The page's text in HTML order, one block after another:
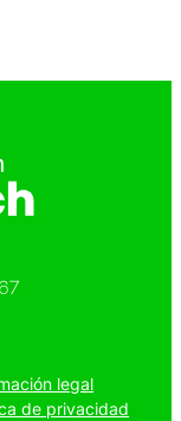
legal
de privacidad